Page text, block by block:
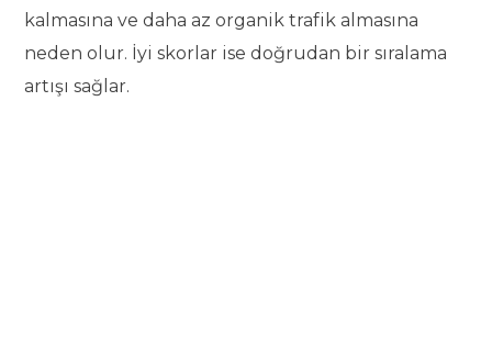
kalmasına ve daha az organik trafik almasına
neden olur. İyi skorlar ise doğrudan bir sıralama
artışı sağlar.